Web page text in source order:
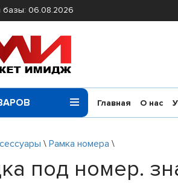
базы: 06.08.2026
Главная О нас
\ Рамка номера \
под номер.